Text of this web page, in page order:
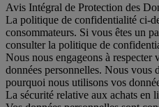
Avis Intégral de Protection des
La politique de confidentialité ci-
consommateurs. Si vous êtes un
consulter la politique de
Nous nous engageons à
données personnelles. Nous vous
pourquoi nous utilisons vos
La sécurité relative aux achats en